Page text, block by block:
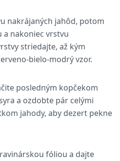
nakrájaných jahôd, potom
a nakoniec vrstvu
striedajte, až kým
bielo-modrý vzor.
posledným kopčekom
a ozdobte pár celými
jahody, aby dezert pekne
fóliou a dajte